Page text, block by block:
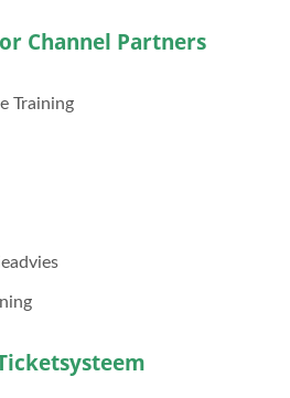
Channel Partners
Training